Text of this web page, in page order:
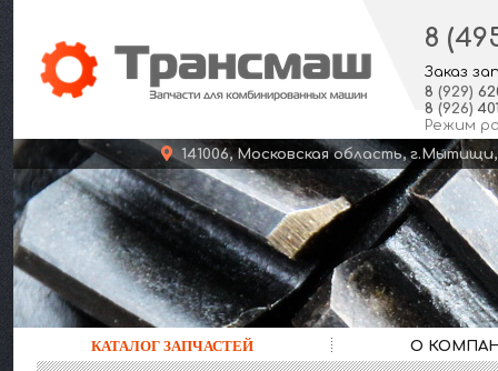
8
Заказ
8 (929)
8 (926)
Режим
141006, Московская область,
КАТАЛОГ ЗАПЧАСТЕЙ О